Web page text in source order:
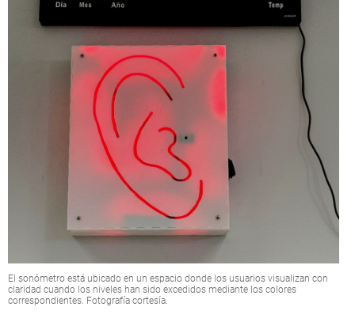
El sonómetro está ubicado en un espacio donde los usuarios visualizan con
claridad cuando los niveles han sido excedidos mediante los colores
correspondientes. Fotografía cortesía.